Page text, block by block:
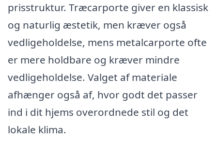
prisstruktur. Træcarporte giver en klassisk
og naturlig æstetik, men kræver også
vedligeholdelse, mens metalcarporte ofte
er mere holdbare og kræver mindre
vedligeholdelse. Valget af materiale
afhænger også af, hvor godt det passer
ind i dit hjems overordnede stil og det
lokale klima.